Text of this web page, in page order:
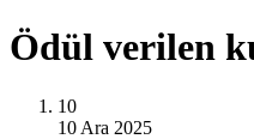
Ödül verilen
10
10 Ara 2025